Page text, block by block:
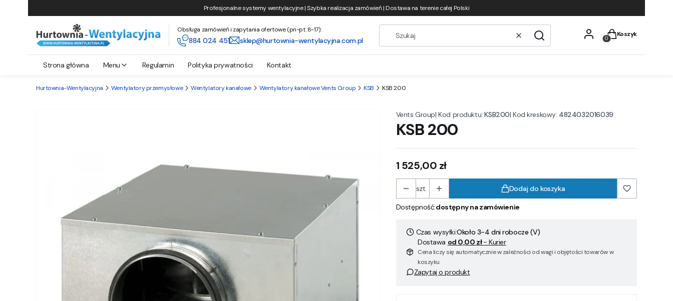
Profesjonalne systemy wentylacyjne | Szybka realizacja zamówień | Dostawa na terenie całej Polski
Obsługa zamówień i zapytania ofertowe (pn-pt: 8-17):
884 024 451 sklep@hurtownia-wentylacyjna.com.pl WyczyśćSzukaj
Produkty w
Koszyk
Strona główna Menu Regulamin Polityka prywatności Kontakt
Hurtownia-Wentylacyjna Wentylatory przemysłowe Wentylatory kanałowe Wentylatory kanałowe Vents Group KSB KSB 200
Vents Group|Kod produktu:KSB200| Kod kreskowy: 4824032016039
KSB 200
Cena
1 525,00 zł
szt. Dodaj do koszyka
Dostępność:dostępny na zamówienie
Czas wysyłki:Około 3-4 dni robocze (V)
Dostawa od 0,00 zł- Kurier
Cena liczy się automatycznie w zależności od wagi i objętości towarów w
koszyku
Zapytaj o produkt